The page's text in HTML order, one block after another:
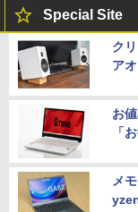
Special Site
ク
ア
お
「
メ